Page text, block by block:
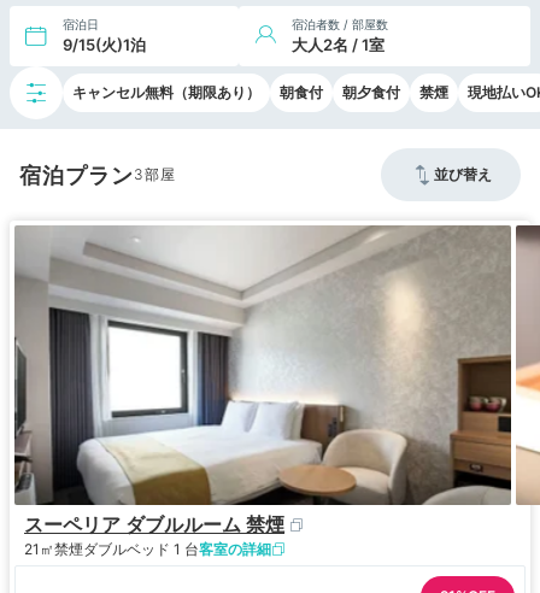
宿泊日
9/15(火)1泊
宿泊者数 / 部屋数
大人2名 / 1室
キャンセル無料（期限あり） 朝食付 朝夕食付 禁煙 現地払い
宿泊プラン3 並び替え
スーペリア ダブルルーム 禁煙
21㎡禁煙ダブルベッド 1 台客室の詳細